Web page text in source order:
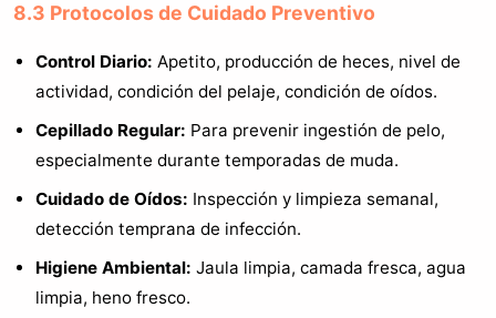
8.3 Protocolos de Cuidado Preventivo
Control Diario: Apetito, producción de heces, nivel de
actividad, condición del pelaje, condición de oídos.
Cepillado Regular: Para prevenir ingestión de pelo,
especialmente durante temporadas de muda.
Cuidado de Oídos: Inspección y limpieza semanal,
detección temprana de infección.
Higiene Ambiental: Jaula limpia, camada fresca, agua
limpia, heno fresco.